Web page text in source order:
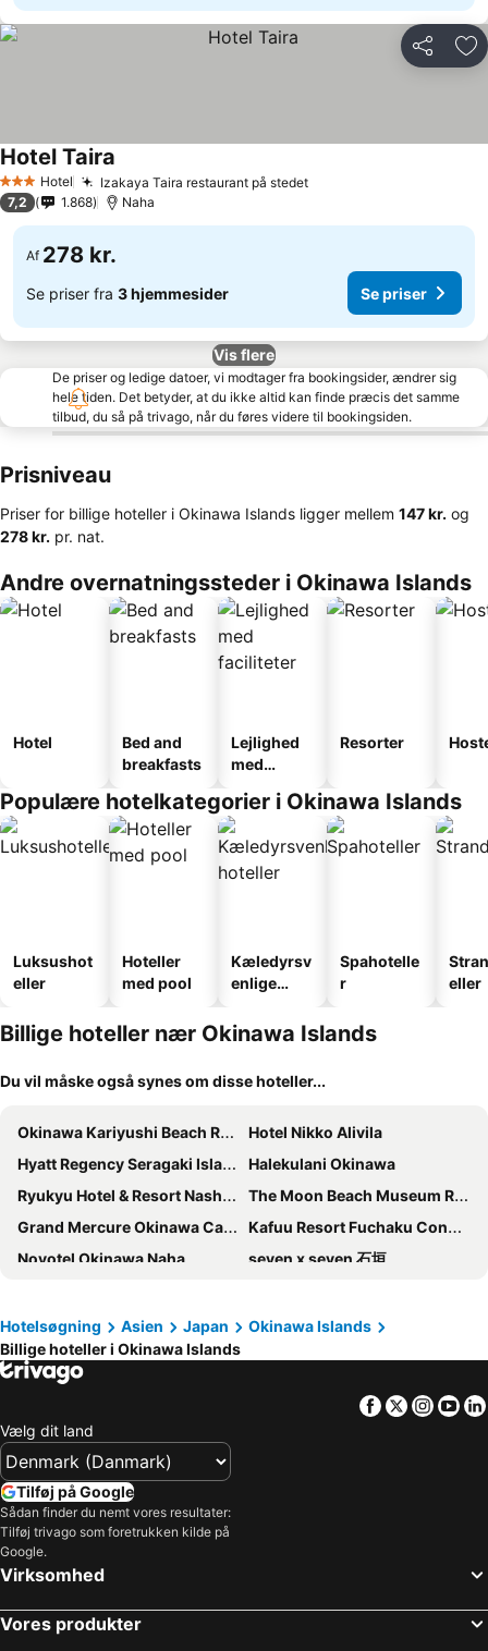
Del
3 StjernerHotel Izakaya Taira restaurant på stedetSe priser
Hotel Taira
7,2 1.868 Naha
Af 278 kr.
Se priser fra 3 hjemmesider Se priser
Vis flere
De priser og ledige datoer, vi modtager fra bookingsider, ændrer sig
hele tiden. Det betyder, at du ikke altid kan finde præcis det samme
tilbud, du så på trivago, når du føres videre til bookingsiden.
Prisniveau
Priser for billige hoteller i Okinawa Islands ligger mellem ‎147 kr. og
‎278 kr. pr. nat.
Andre overnatningssteder i Okinawa Islands
Hotel
Bed and
breakfasts
Lejlighed
med
Resorter
Populære hotelkategorier i Okinawa Islands
Luksushot
eller
Hoteller
med pool
Kæledyrsv
enlige
Spahotelle
r
eller
Billige hoteller nær Okinawa Islands
Du vil måske også synes om disse hoteller...
Okinawa Kariyushi Beach Resort Ocean Spa
Hotel Nikko Alivila
Hyatt Regency Seragaki Island Okinawa
Halekulani Okinawa
Ryukyu Hotel & Resort Nashiro Beach
The Moon Beach Museum Resort
Grand Mercure Okinawa Cape Zanpa Resort
Kafuu Resort Fuchaku Condo Hotel
Novotel Okinawa Naha
seven x seven 石垣
Hilton Okinawa Sesoko Resort
Vessel Hotel Campana Okinawa
Sheraton Okinawa Sunmarina Resort
DoubleTree by Hilton Naha Shuri Castle
Moon Ocean Ginowan Hotel & Residence
Hotel Monterey Okinawa Spa & Resort
oile by Zayra Resorts
Best Western Okinawa Onna Beach
Sea Friend
Vivoviva Ishigakijima
Hotel Breezebay Marina
Ishigaki Seaside Hotel
Beach Hotel Sunshine
Hotelsøgning Asien Japan
Okinawa Islands
Billige hoteller i Okinawa Islands
Facebook
Twitter
Vælg dit land
Tilføj på Google
Sådan finder du nemt vores resultater:
Tilføj trivago som foretrukken kilde på
Google.
Virksomhed
Vores produkter